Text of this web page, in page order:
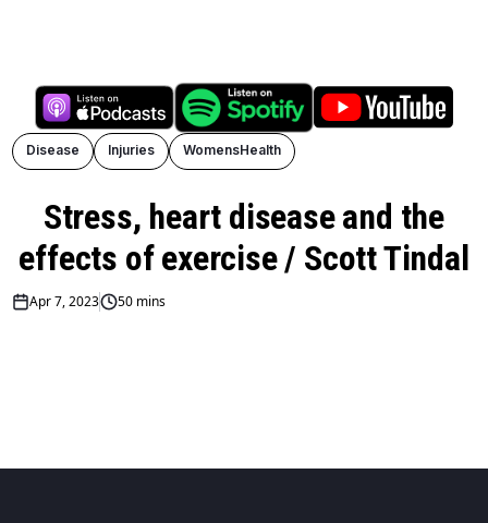
Disease Injuries WomensHealth
Stress, heart disease and the
effects of exercise / Scott Tindal
Apr 7, 2023 50 mins